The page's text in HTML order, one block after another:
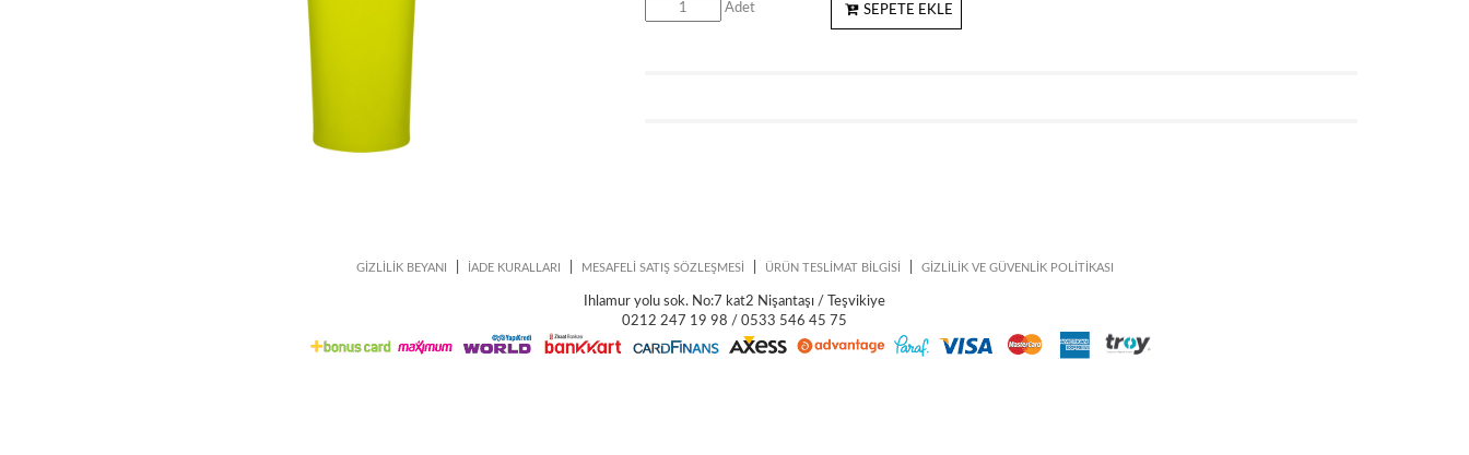
Adet SEPETE EKLE
GİZLİLİK BEYANI İADE KURALLARI MESAFELİ SATIŞ SÖZLEŞMESİ ÜRÜN TESLİMAT BİLGİSİ GİZLİLİK VE GÜVENLİK POLİTİKASI
Ihlamur yolu sok. No:7 kat2 Nişantaşı / Teşvikiye
0212 247 19 98 / 0533 546 45 75